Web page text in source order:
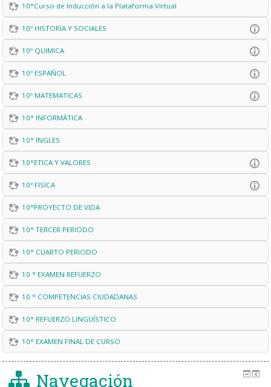
10°Curso de Inducción a la Plataforma Virtual
10º HISTORIA Y SOCIALES
10º QUIMICA
10º ESPAÑOL
10º MATEMATICAS
10° INFORMÁTICA
10° INGLES
10°ETICA Y VALORES
10º FISICA
10°PROYECTO DE VIDA
10° TERCER PERIODO
10° CUARTO PERIODO
10 ° EXAMEN REFUERZO
10 ° COMPETENCIAS CIUDADANAS
10° REFUERZO LINGÜÍSTICO
10° EXAMEN FINAL DE CURSO
Navegación